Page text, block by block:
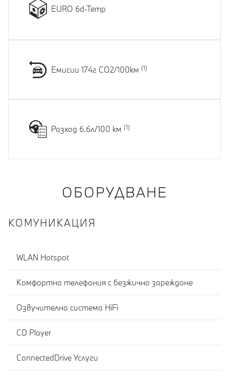
EURO 6d-Temp
Емисии 174г CO2/100км
Разход 6.6л/100 км
ОБОРУДВАНЕ
КОМУНИКАЦИЯ
WLAN Hotspot
Комфортна телефония с безжично зареждане
Озвучителна система HiFi
CD Player
ConnectedDrive Услуги